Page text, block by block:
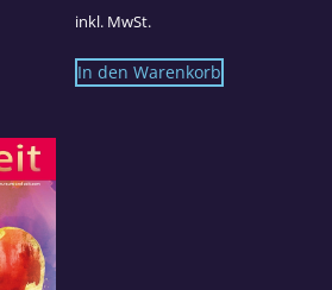
inkl. MwSt.
In den Warenkorb